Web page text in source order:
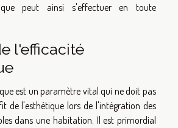
peut ainsi s'effectuer en toute
l'efficacité
est un paramètre vital qui ne doit pas
de l'esthétique lors de l'intégration des
dans une habitation. Il est primordial